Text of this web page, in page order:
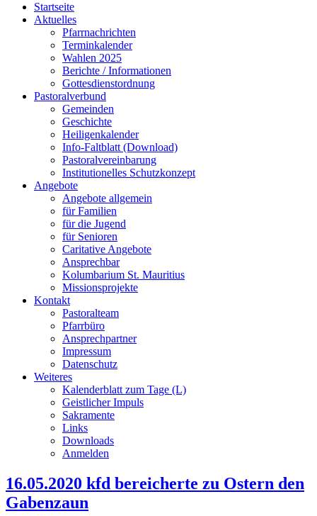
Startseite
Aktuelles
Pfarrnachrichten
Terminkalender
Wahlen 2025
Berichte / Informationen
Gottesdienstordnung
Pastoralverbund
Gemeinden
Geschichte
Heiligenkalender
Info-Faltblatt (Download)
Pastoralvereinbarung
Institutionelles Schutzkonzept
Angebote
Angebote allgemein
für Familien
für die Jugend
für Senioren
Caritative Angebote
Ansprechbar
Kolumbarium St. Mauritius
Missionsprojekte
Kontakt
Pastoralteam
Pfarrbüro
Ansprechpartner
Impressum
Datenschutz
Weiteres
Kalenderblatt zum Tage (L)
Geistlicher Impuls
Sakramente
Links
Downloads
Anmelden
16.05.2020 kfd bereicherte zu Ostern den
Gabenzaun